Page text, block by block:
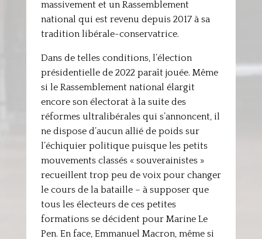
massivement et un Rassemblement
national qui est revenu depuis 2017 à sa
tradition libérale-conservatrice.
Dans de telles conditions, l’élection
présidentielle de 2022 paraît jouée. Même
si le Rassemblement national élargit
encore son électorat à la suite des
réformes ultralibérales qui s’annoncent, il
ne dispose d’aucun allié de poids sur
l’échiquier politique puisque les petits
mouvements classés « souverainistes »
recueillent trop peu de voix pour changer
le cours de la bataille – à supposer que
tous les électeurs de ces petites
formations se décident pour Marine Le
Pen. En face, Emmanuel Macron, même si